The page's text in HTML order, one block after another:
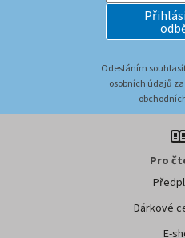
Odesláním
osobních údajů
Pro
Dárkové
E-